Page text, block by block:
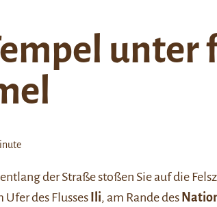
unter
der Straße stoßen Sie auf die
Ufer des Flusses Ili, am Rande des